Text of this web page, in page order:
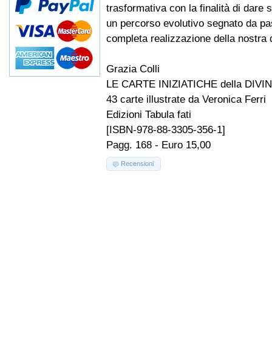
trasformativa con la finalità di dare
un percorso evolutivo segnato da
completa realizzazione della nostra
Grazia Colli
LE CARTE INIZIATICHE della
43 carte illustrate da Veronica Ferri
Edizioni Tabula fati
[ISBN-978-88-3305-356-1]
Pagg. 168 - Euro 15,00
Recensioni